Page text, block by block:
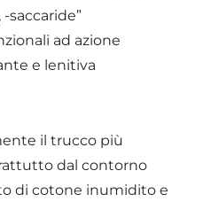
saccaride”
ad azione
e lenitiva
il trucco più
dal contorno
di cotone inumidito e